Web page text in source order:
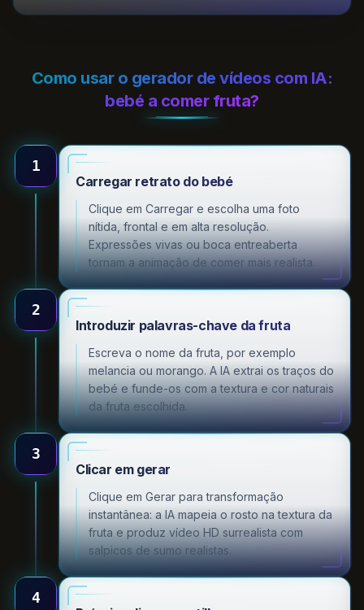
Como usar o gerador de vídeos com IA:
bebé a comer fruta?
1
Carregar retrato do bebé
Clique em Carregar e escolha uma foto
nítida, frontal e em alta resolução.
Expressões vivas ou boca entreaberta
tornam a animação de comer mais realista.
2
Introduzir palavras-chave da fruta
Escreva o nome da fruta, por exemplo
melancia ou morango. A IA extrai os traços do
bebé e funde-os com a textura e cor naturais
da fruta escolhida.
3
Clicar em gerar
Clique em Gerar para transformação
instantânea: a IA mapeia o rosto na textura da
fruta e produz vídeo HD surrealista com
salpicos de sumo realistas.
4